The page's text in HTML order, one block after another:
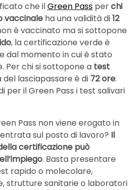
che ilGreen Pass perchi
vaccinale ha una validità di12
è vaccinato ma si sottopone
, la certificazione verde è
dal momento in cui è stato
Per chi si sottopone a test
del lasciapassare è di 72 ore.
per il Green Pass i test salivari
Pass non viene erogato in
sul posto di lavoro? Il
certificazione può
. Basta presentare
rapido o molecolare,
strutture sanitarie o laboratori